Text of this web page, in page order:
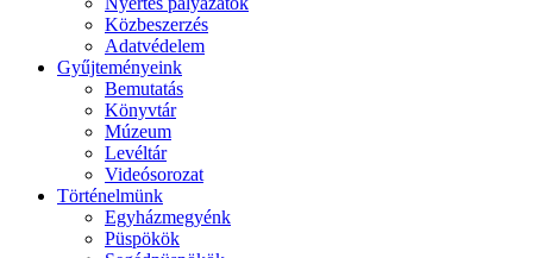
Közbeszerzés
Adatvédelem
Gyűjteményeink
Bemutatás
Könyvtár
Múzeum
Levéltár
Videósorozat
Történelmünk
Egyházmegyénk
Püspökök